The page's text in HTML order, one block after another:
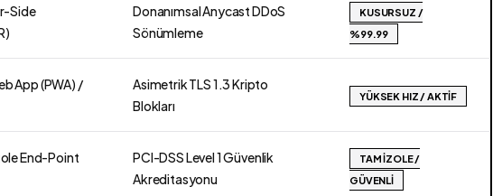
Side
Donanımsal Anycast DDoS
Sönümleme
KUSURSUZ /
%99.99
App (PWA) /
Asimetrik TLS 1.3 Kripto
Blokları
YÜKSEK HIZ / AKTIF
End-Point
PCI-DSS Level 1 Güvenlik
Akreditasyonu
TAM İZOLE /
GÜVENLI